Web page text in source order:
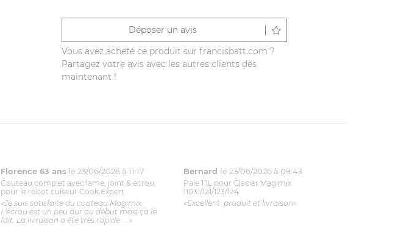
Déposer un avis
Vous avez acheté ce produit sur francisbatt.com ?
Partagez votre avis avec les autres clients dès
maintenant !
Florence 63 ans le 23/06/2026 à 11:17
Couteau complet avec lame, joint & écrou
pour le robot cuiseur Cook Expert
«Je suis satisfaite du couteau Magimix.
L'écrou est un peu dur au début mais ça le
fait. La livraison a été très rapide. ...»
Bernard le 23/06/2026 à 09:43
Pale 1.1L pour Glacier Magimix
11031/121/123/124
«Excellent: produit et livraison»